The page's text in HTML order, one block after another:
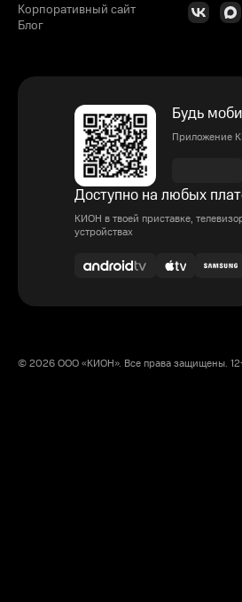
Корпоративный сайт
Блог
Будь
Приложение
Доступно на любых
КИОН в твоей приставке,
устройствах
© 2026 ООО «КИОН». Все права защищены.